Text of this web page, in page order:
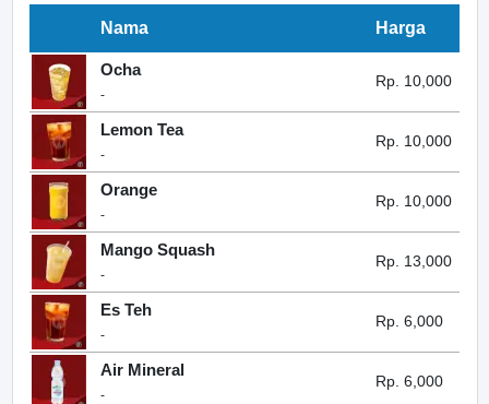
Nama Harga
Ocha
-
Rp. 10,000
Lemon Tea
-
Rp. 10,000
Orange
-
Rp. 10,000
Mango Squash
-
Rp. 13,000
Es Teh
-
Rp. 6,000
Air Mineral
-
Rp. 6,000